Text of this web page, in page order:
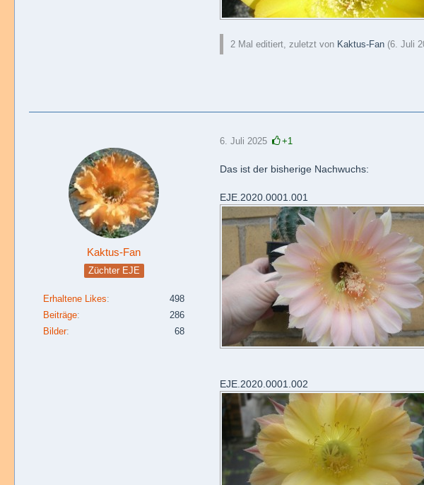
2 Mal editiert, zuletzt von Kaktus-Fan (6. Juli
Kaktus-Fan
Züchter EJE
Erhaltene Likes
498
Beiträge
286
Bilder
68
6. Juli 2025 +1
Das ist der bisherige Nachwuchs:
EJE.2020.0001.001
EJE.2020.0001.002